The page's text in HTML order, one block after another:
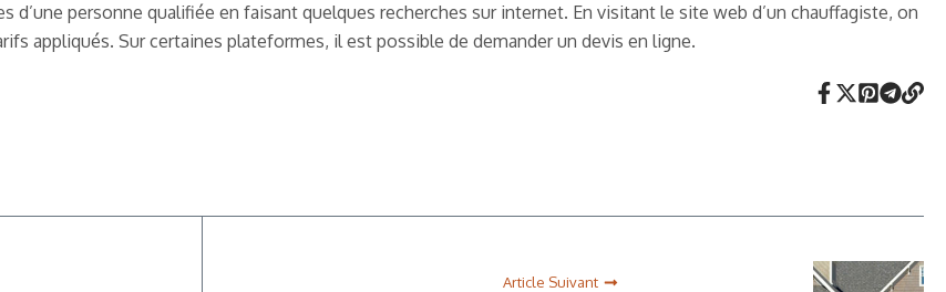
d’une personne qualifiée en faisant quelques recherches sur internet. En visitant le site web d’un chauffagiste, on
appliqués. Sur certaines plateformes, il est possible de demander un devis en ligne.
Article Suivant